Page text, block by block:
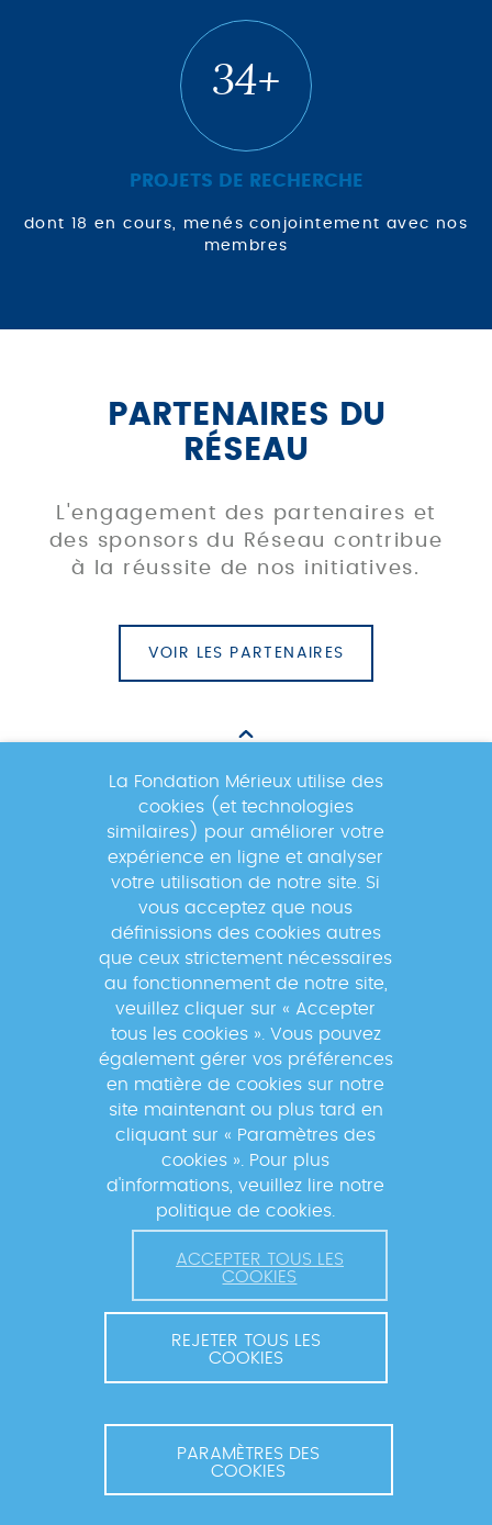
34+
PROJETS DE RECHERCHE
dont 18 en cours, menés conjointement avec nos
membres
PARTENAIRES DU
RÉSEAU
L'engagement des partenaires et
des sponsors du Réseau contribue
à la réussite de nos initiatives.
VOIR LES PARTENAIRES
Newsletter
Inscrivez-vous à la newsletter pour
suivre les actualités du réseau GABRIEL
En s'inscrivant à la newsletter, vos données seront
traitées par la Fondation Mérieux pour vous envoyer des
informations sur nos activités et vous informer des
événements à venir. Pour plus d'informations, veuillez
Politique de confidentialité
CONTACT ET COORDINATION MENTIONS LÉGALES
POLITIQUE DE CONFIDENTIALITÉ
La Fondation Mérieux utilise des
cookies (et technologies
similaires) pour améliorer votre
expérience en ligne et analyser
votre utilisation de notre site. Si
vous acceptez que nous
définissions des cookies autres
que ceux strictement nécessaires
au fonctionnement de notre site,
veuillez cliquer sur « Accepter
tous les cookies ». Vous pouvez
également gérer vos préférences
en matière de cookies sur notre
site maintenant ou plus tard en
cliquant sur « Paramètres des
cookies ». Pour plus
d'informations, veuillez lire notre
politique de cookies.
ACCEPTER TOUS LES
COOKIES
REJETER TOUS LES
COOKIES
PARAMÈTRES DES
COOKIES